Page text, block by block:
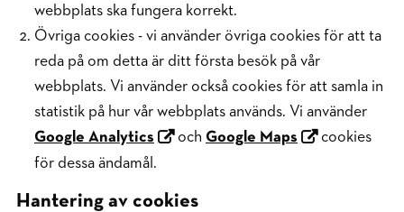
webbplats ska fungera korrekt.
Övriga cookies - vi använder övriga cookies för att ta
reda på om detta är ditt första besök på vår
webbplats. Vi använder också cookies för att samla in
statistik på hur vår webbplats används. Vi använder
Google Analytics
och Google Maps
cookies
för dessa ändamål.
Hantering av cookies